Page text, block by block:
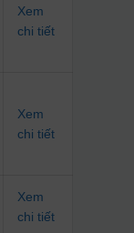
Xem
chi tiết
Xem
chi tiết
Xem
chi tiết